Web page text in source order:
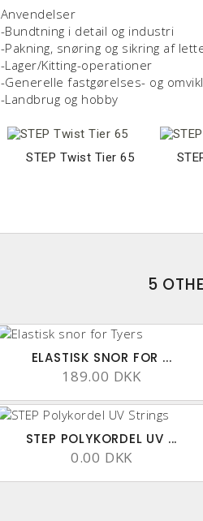
Anvendelser
-Bundtning i detail og industri
-Pakning, snøring og sikring af
-Lager/Kitting-operationer
-Generelle fastgørelses- og
-Landbrug og hobby
STEP Twist Tier 65
5
ELASTISK SNOR FOR ...
189.00 DKK
STEP POLYKORDEL UV ...
0.00 DKK